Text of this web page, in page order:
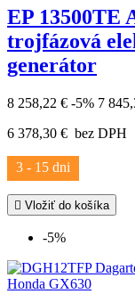
EP 13500TE
trojfázová
generátor
8 258,22 € -5% 7
6 378,30 € bez DPH
3 - 15 dni
 Vložiť do košíka
-5%